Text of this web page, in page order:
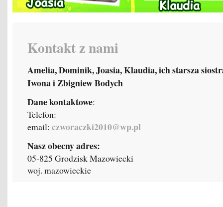
Kontakt z nami
Amelia, Dominik, Joasia, Klaudia, ich starsza
Iwona i Zbigniew Bodych
Dane kontaktowe:
Telefon:
email: czworaczki2010@wp.pl
Nasz obecny adres:
05-825 Grodzisk Mazowiecki
woj. mazowieckie